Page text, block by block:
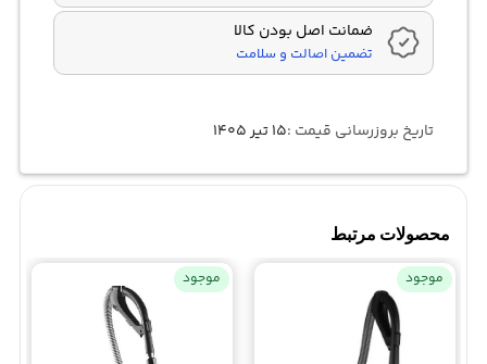
ضمانت اصل بودن کالا
تضمین اصالت و سلامت
تاریخ بروزرسانی قیمت :۱۵ تیر ۱۴۰۵
محصولات مرتبط
موجود موجود